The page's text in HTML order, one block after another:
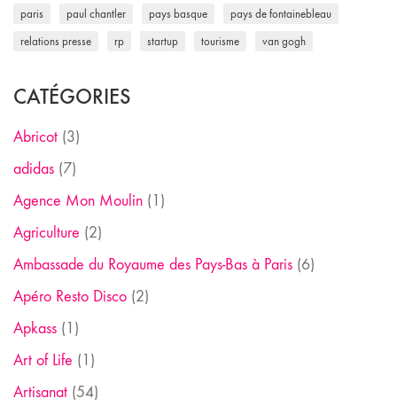
paris paul chantler pays basque pays de fontainebleau
relations presse rp startup tourisme van gogh
CATÉGORIES
Abricot (3)
adidas (7)
Agence Mon Moulin (1)
Agriculture (2)
Ambassade du Royaume des Pays-Bas à Paris (6)
Apéro Resto Disco (2)
Apkass (1)
Art of Life (1)
Artisanat (54)